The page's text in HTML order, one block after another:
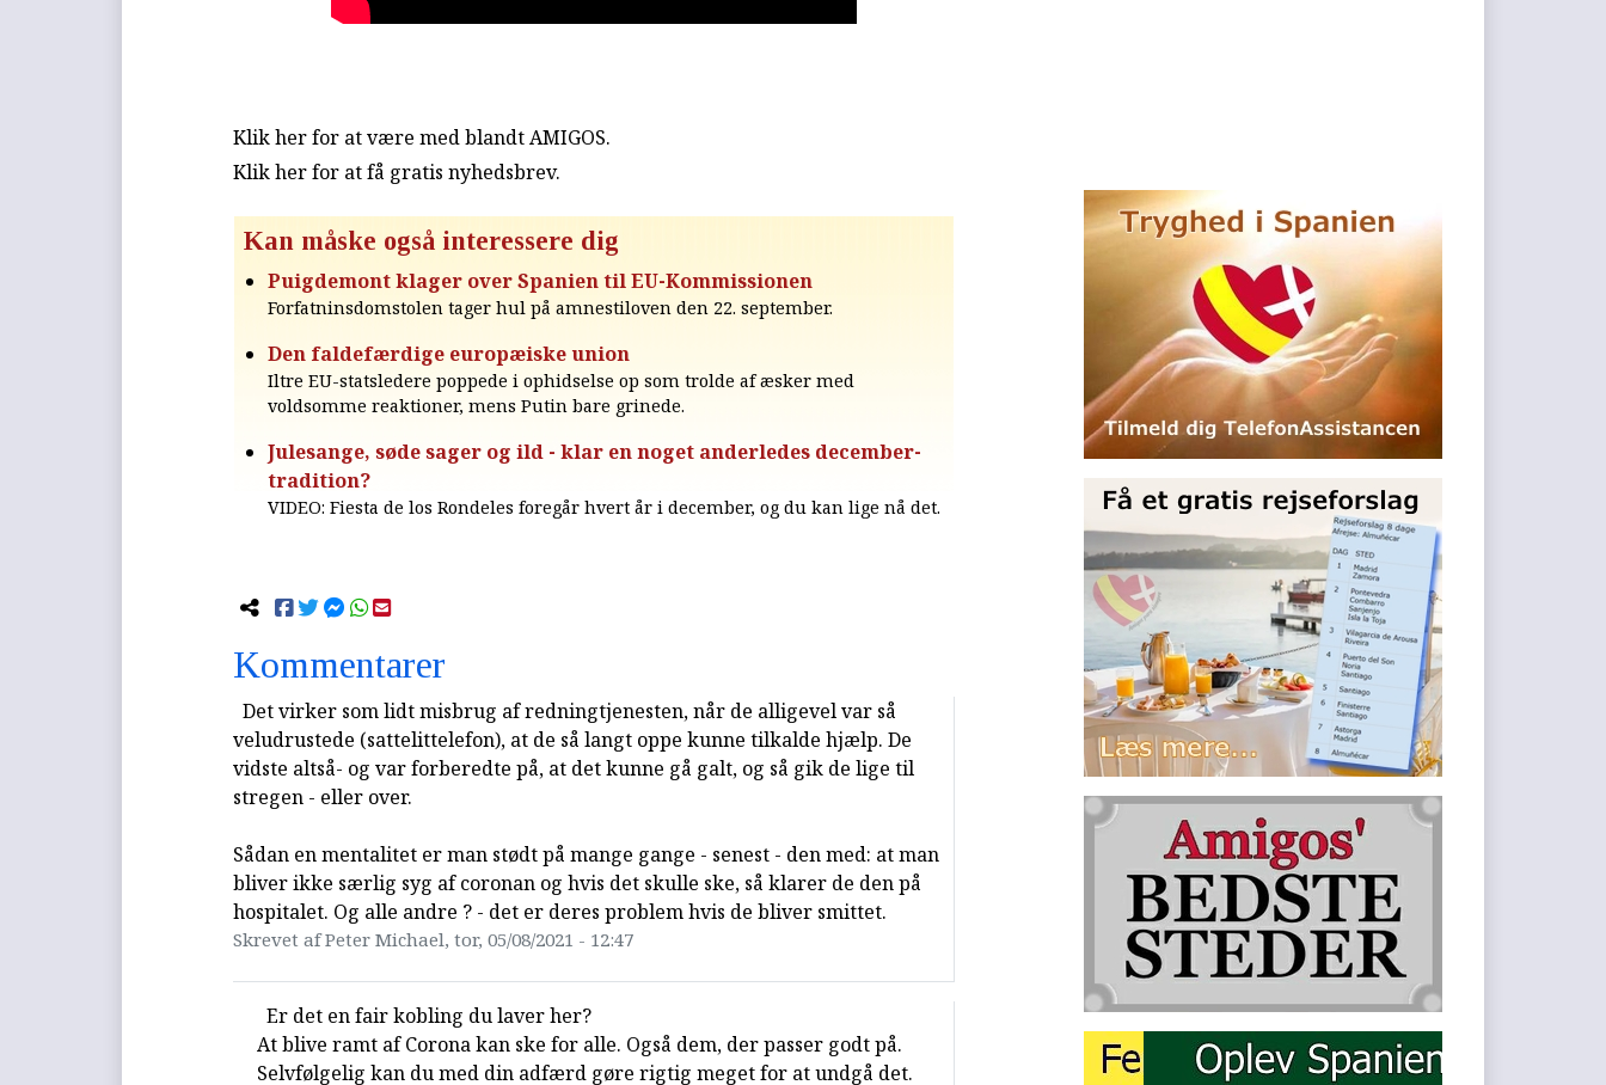
Klik her for at være med blandt AMIGOS.
Klik her for at få gratis nyhedsbrev.
Kan måske også interessere dig
Puigdemont klager over Spanien til EU-Kommissionen
Forfatninsdomstolen tager hul på amnestiloven den 22. september.
Den faldefærdige europæiske union
Iltre EU-statsledere poppede i ophidselse op som trolde af æsker med
voldsomme reaktioner, mens Putin bare grinede.
Julesange, søde sager og ild - klar en noget anderledes december-
tradition?
VIDEO: Fiesta de los Rondeles foregår hvert år i december, og du kan lige nå det.
Kommentarer
Det virker som lidt misbrug af redningtjenesten, når de alligevel var så
veludrustede (sattelittelefon), at de så langt oppe kunne tilkalde hjælp. De
vidste altså- og var forberedte på, at det kunne gå galt, og så gik de lige til
stregen - eller over.
Sådan en mentalitet er man stødt på mange gange - senest - den med: at man
bliver ikke særlig syg af coronan og hvis det skulle ske, så klarer de den på
hospitalet. Og alle andre ? - det er deres problem hvis de bliver smittet.
Skrevet af Peter Michael, tor, 05/08/2021 - 12:47
Er det en fair kobling du laver her?
At blive ramt af Corona kan ske for alle. Også dem, der passer godt på.
Selvfølgelig kan du med din adfærd gøre rigtig meget for at undgå det.